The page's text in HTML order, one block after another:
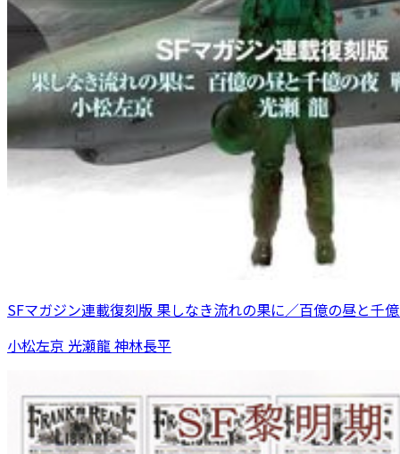
SFマガジン連載復刻版 果しなき流れの果に／百億の昼と千
小松左京 光瀬龍 神林長平